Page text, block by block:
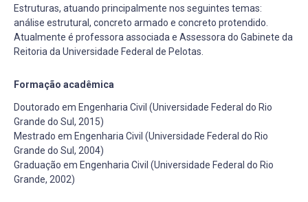
Estruturas, atuando principalmente nos seguintes temas:
análise estrutural, concreto armado e concreto protendido.
Atualmente é professora associada e Assessora do Gabinete da
Reitoria da Universidade Federal de Pelotas.
Formação acadêmica
Doutorado em Engenharia Civil (Universidade Federal do Rio
Grande do Sul, 2015)
Mestrado em Engenharia Civil (Universidade Federal do Rio
Grande do Sul, 2004)
Graduação em Engenharia Civil (Universidade Federal do Rio
Grande, 2002)